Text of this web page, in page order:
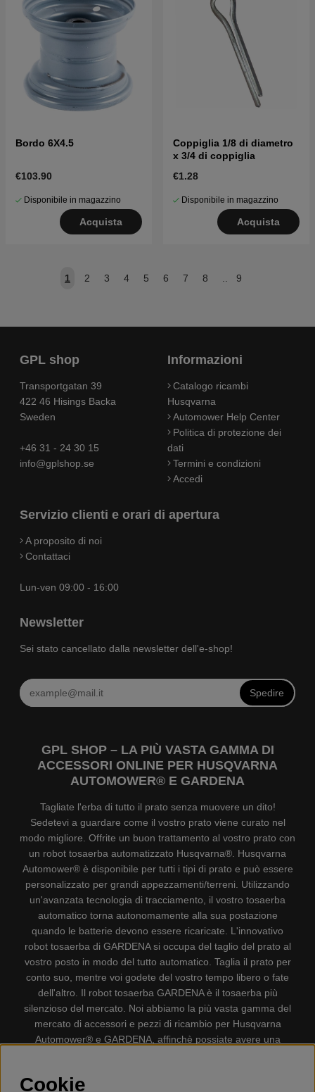
Bordo 6X4.5
€103.90
Disponibile in magazzino
Acquista
Coppiglia 1/8 di diametro
x 3/4 di coppiglia
€1.28
Disponibile in magazzino
Acquista
1 2 3 4 5 6 7 8 9
GPL shop
Transportgatan 39
422 46 Hisings Backa
Sweden
+46 31 - 24 30 15
info@gplshop.se
Informazioni
Catalogo ricambi
Husqvarna
Automower Help Center
Politica di protezione dei
dati
Termini e condizioni
Accedi
Servizio clienti e orari di apertura
A proposito di noi
Contattaci
Lun-ven 09:00 - 16:00
Newsletter
Sei stato cancellato dalla newsletter dell'e-shop!
Spedire
GPL SHOP – LA PIÙ VASTA GAMMA DI
ACCESSORI ONLINE PER HUSQVARNA
AUTOMOWER® E GARDENA
Tagliate l'erba di tutto il prato senza muovere un dito!
Sedetevi a guardare come il vostro prato viene curato nel
modo migliore. Offrite un buon trattamento al vostro prato con
un robot tosaerba automatizzato Husqvarna®. Husqvarna
Automower® è disponibile per tutti i tipi di prato e può essere
personalizzato per grandi appezzamenti/terreni. Utilizzando
un'avanzata tecnologia di tracciamento, il vostro tosaerba
automatico torna autonomamente alla sua postazione
quando le batterie devono essere ricaricate. L'innovativo
robot tosaerba di GARDENA si occupa del taglio del prato al
vostro posto in modo del tutto automatico. Taglia il prato per
conto suo, mentre voi godete del vostro tempo libero o fate
dell'altro. Il robot tosaerba GARDENA è il tosaerba più
silenzioso del mercato. Noi abbiamo la più vasta gamma del
mercato di accessori e pezzi di ricambio per Husqvarna
Automower® e GARDENA, affinchè possiate avere una
Accessori per la protezione personale, Decespugliatori,
Cookie